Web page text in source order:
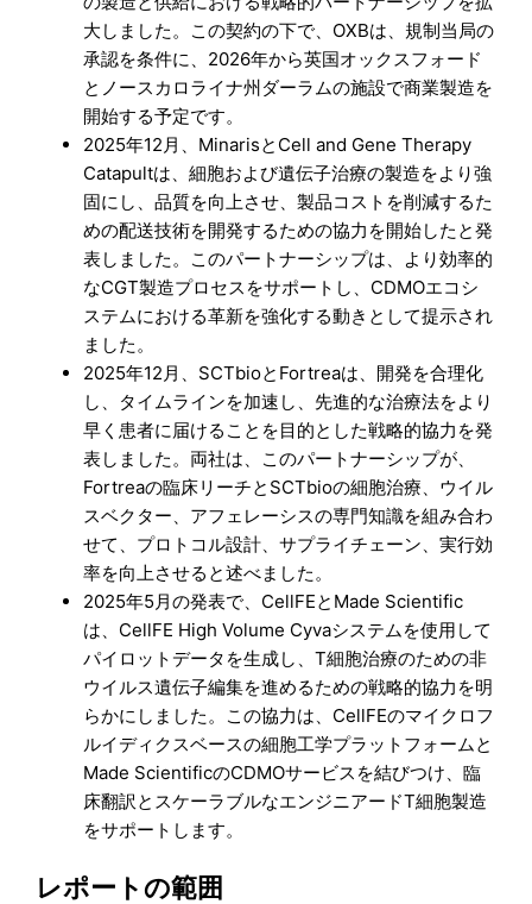
大しました。この契約の下で、OXBは、規制当局の
承認を条件に、2026年から英国オックスフォード
とノースカロライナ州ダーラムの施設で商業製造を
開始する予定です。
2025年12月、MinarisとCell and Gene Therapy
Catapultは、細胞および遺伝子治療の製造をより強
固にし、品質を向上させ、製品コストを削減するた
めの配送技術を開発するための協力を開始したと発
表しました。このパートナーシップは、より効率的
なCGT製造プロセスをサポートし、CDMOエコシ
ステムにおける革新を強化する動きとして提示され
ました。
2025年12月、SCTbioとFortreaは、開発を合理化
し、タイムラインを加速し、先進的な治療法をより
早く患者に届けることを目的とした戦略的協力を発
表しました。両社は、このパートナーシップが、
Fortreaの臨床リーチとSCTbioの細胞治療、ウイル
スベクター、アフェレーシスの専門知識を組み合わ
せて、プロトコル設計、サプライチェーン、実行効
率を向上させると述べました。
2025年5月の発表で、CellFEとMade Scientific
は、CellFE High Volume Cyvaシステムを使用して
パイロットデータを生成し、T細胞治療のための非
ウイルス遺伝子編集を進めるための戦略的協力を明
らかにしました。この協力は、CellFEのマイクロフ
ルイディクスベースの細胞工学プラットフォームと
Made ScientificのCDMOサービスを結びつけ、臨
床翻訳とスケーラブルなエンジニアードT細胞製造
をサポートします。
レポートの範囲